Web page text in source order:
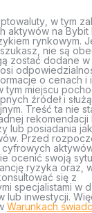
w tym
aktywów na Bybit
rynkowym.
nie są
zostać dodane w
o cenach i
tym miejscu
źródeł i
Treść ta nie
lub posiadania
Przed
cyfrowych
ocenić swoją
ryzyka oraz,
się z
specjalistami w
lub inwestycji.
Warunkach